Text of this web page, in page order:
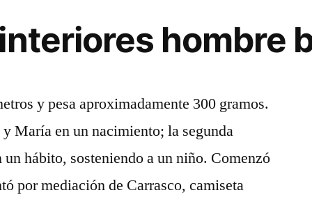
hombre
y pesa aproximadamente 300 gramos.
María en un nacimiento; la segunda
un hábito, sosteniendo a un niño. Comenzó
por mediación de Carrasco, camiseta